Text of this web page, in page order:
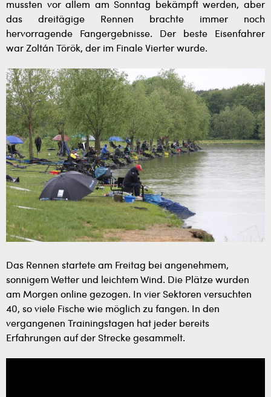
mussten vor allem am Sonntag bekämpft werden, aber
das dreitägige Rennen brachte immer noch
hervorragende Fangergebnisse. Der beste Eisenfahrer
war Zoltán Török, der im Finale Vierter wurde.
Das Rennen startete am Freitag bei angenehmem,
sonnigem Wetter und leichtem Wind. Die Plätze wurden
am Morgen online gezogen. In vier Sektoren versuchten
40, so viele Fische wie möglich zu fangen. In den
vergangenen Trainingstagen hat jeder bereits
Erfahrungen auf der Strecke gesammelt.